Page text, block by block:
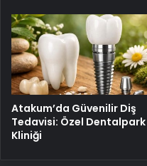
Atakum’da Güvenilir Diş
Tedavisi: Özel Dentalpark
Kliniği